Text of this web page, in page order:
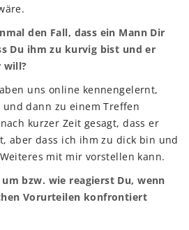
den Fall, dass ein Mann Dir
Du ihm zu kurvig bist und er
will?
uns online kennengelernt,
dann zu einem Treffen
kurzer Zeit gesagt, dass er
aber dass ich ihm zu dick bin und
mit mir vorstellen kann.
bzw. wie reagierst Du, wenn
Vorurteilen konfrontiert